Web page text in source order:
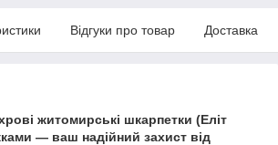
Відгуки про товар Доставка
житомирські шкарпетки (Еліт
— ваш надійний захист від